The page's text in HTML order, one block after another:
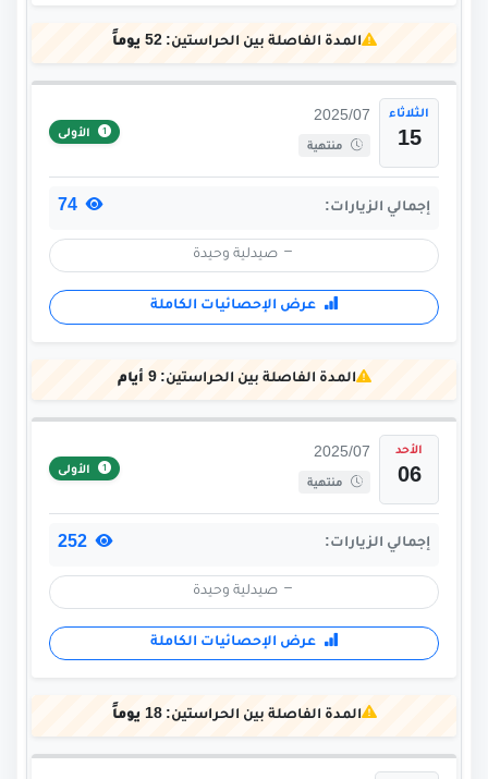
المدة الفاصلة بين الحراستين:52 يوماً
الثلاثاء
15
2025/07
منتهية
الأولى
إجمالي الزيارات:
صيدلية وحيدة
عرض الإحصائيات الكاملة
المدة الفاصلة بين الحراستين:9 أيام
الأحد
06
2025/07
منتهية
الأولى
إجمالي الزيارات:
صيدلية وحيدة
عرض الإحصائيات الكاملة
المدة الفاصلة بين الحراستين:18 يوماً